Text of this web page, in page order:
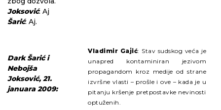
Vladimir Gajić: Stav sudskog veća je
unapred kontaminiran jezivom
propagandom kroz medije od strane
izvršne vlasti – prošle i ove – kada je u
pitanju kršenje pretpostavke nevinosti
optuženih.
Joksović: Aj
Šarić: Aj.
Dark Šarić i
Nebojša
Joksović, 21.
januara 2009: